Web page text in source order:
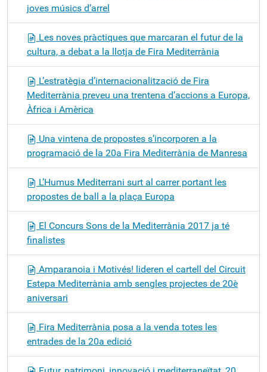
joves músics d’arrel
Les noves pràctiques que marcaran el futur de la
cultura, a debat a la llotja de Fira Mediterrània
L’estratègia d’internacionalització de Fira
Mediterrània preveu una trentena d’accions a Europa,
Àfrica i Amèrica
Una vintena de propostes s’incorporen a la
programació de la 20a Fira Mediterrània de Manresa
L’Humus Mediterrani surt al carrer portant les
propostes de ball a la plaça Europa
El Concurs Sons de la Mediterrània 2017 ja té
finalistes
Amparanoia i Motivés! lideren el cartell del Circuit
Estepa Mediterrània amb sengles projectes de 20è
aniversari
Fira Mediterrània posa a la venda totes les
entrades de la 20a edició